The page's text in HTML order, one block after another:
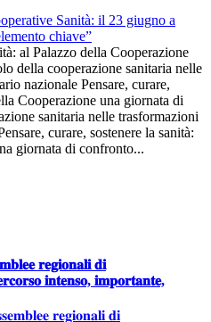
al Palazzo della Cooperazione
della cooperazione sanitaria nelle
nazionale Pensare, curare,
Cooperazione una giornata di
sanitaria nelle trasformazioni
curare, sostenere la sanità:
giornata di confronto...
𝐫𝐞𝐠𝐢𝐨𝐧𝐚𝐥𝐢 𝐝𝐢
𝐢𝐧𝐭𝐞𝐧𝐬𝐨, 𝐢𝐦𝐩𝐨𝐫𝐭𝐚𝐧𝐭𝐞,